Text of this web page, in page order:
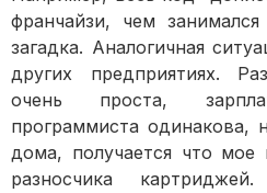
франчайзи, чем
загадка. Аналогичная
других предприятиях.
очень проста,
программиста одинакова,
дома, получается что
разносчика